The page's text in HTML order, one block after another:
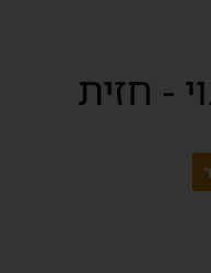
- חזית